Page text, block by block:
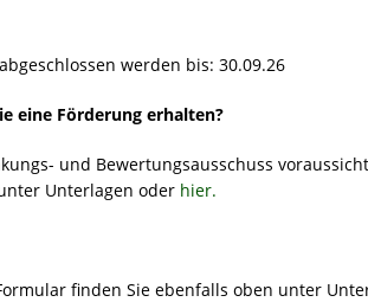
werden bis: 30.09.26
eine Förderung erhalten?
und Bewertungsausschuss
Unterlagen oder hier.
finden Sie ebenfalls oben unter